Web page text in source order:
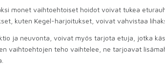
monet vaihtoehtoiset hoidot voivat tukea
kuten Kegel-harjoitukset, voivat vahvistaa
ja neuvonta, voivat myös tarjota etuja, jotka
vaihtoehtojen teho vaihtelee, ne tarjoavat